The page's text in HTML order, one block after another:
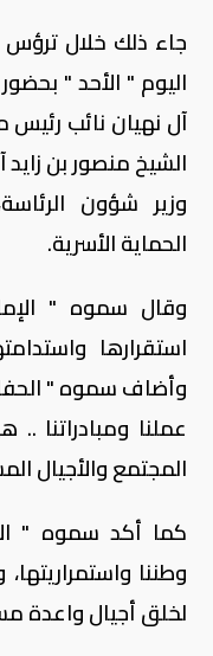
جاء ذلك خلال ترؤس
اليوم " الأحد "
آل نهيان نائب رئيس
الشيخ منصور بن
وزير شؤون
الحماية الأسرية.
وقال سموه "
استقرارها
وأضاف سموه "
عملنا ومبادراتنا
المجتمع والأجيال
كما أكد سموه "
وطننا واستمراريتها،
لخلق أجيال واعدة